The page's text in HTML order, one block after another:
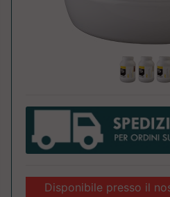
Disponibile presso il